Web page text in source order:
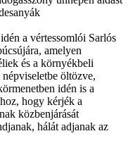
a vértessomlói Sarlós
amelyen
és a környékbeli
öltözve,
idén is a
hogy kérjék a
közbenjárását
hálát adjanak az